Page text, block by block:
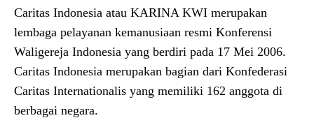
Caritas Indonesia atau KARINA KWI merupakan
lembaga pelayanan kemanusiaan resmi Konferensi
Waligereja Indonesia yang berdiri pada 17 Mei 2006.
Caritas Indonesia merupakan bagian dari Konfederasi
Caritas Internationalis yang memiliki 162 anggota di
berbagai negara.